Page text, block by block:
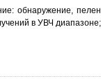
обнаружение,
в УВЧ